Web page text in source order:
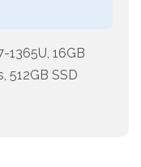
1365U, 16GB
512GB SSD